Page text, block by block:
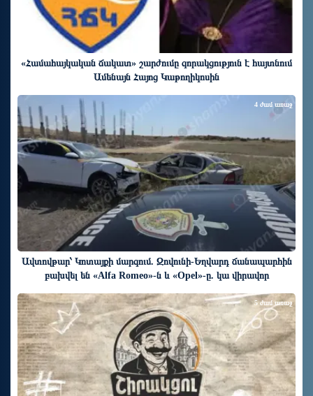
«Համահայկական ճակատ» շարժումը զորակցություն է հայտնում
Ամենայն Հայոց Կաթողիկոսին
Ավտովթար՝ Կոտայքի մարզում. Զովունի-Եղվարդ ճանապարհին
բախվել են «Alfa Romeo»-ն և «Opel»-ը. կա վիրավոր
4 ժամ առաջ
5 ժամ առաջ